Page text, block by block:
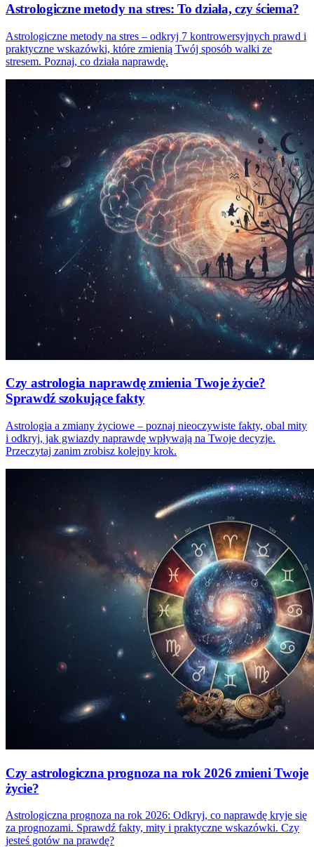
Astrologiczne metody na stres: To działa, czy ściema?
Astrologiczne metody na stres – odkryj 7 kontrowersyjnych prawd i
praktyczne wskazówki, które zmienią Twój sposób walki ze
stresem. Poznaj, co działa naprawdę.
Czy astrologia naprawdę zmienia Twoje życie?
Sprawdź szokujące fakty
Astrologia a zmiany życiowe – poznaj nieoczywiste fakty, obal mity
i odkryj, jak gwiazdy naprawdę wpływają na Twoje decyzje.
Przeczytaj zanim zrobisz kolejny krok.
Czy astrologiczna prognoza na rok 2026 zmieni Twoje
życie?
Astrologiczna prognoza na rok 2026: Odkryj, co naprawdę kryje się
za prognozami. Sprawdź fakty, mity i praktyczne wskazówki. Czy
jesteś gotów na prawdę?